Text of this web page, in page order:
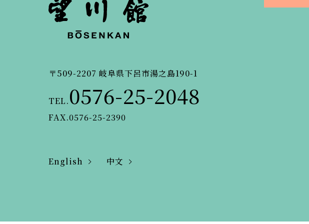
〒509-2207 岐阜県下呂市湯之島190-1
TEL.0576-25-2048
FAX.0576-25-2390
English 中文